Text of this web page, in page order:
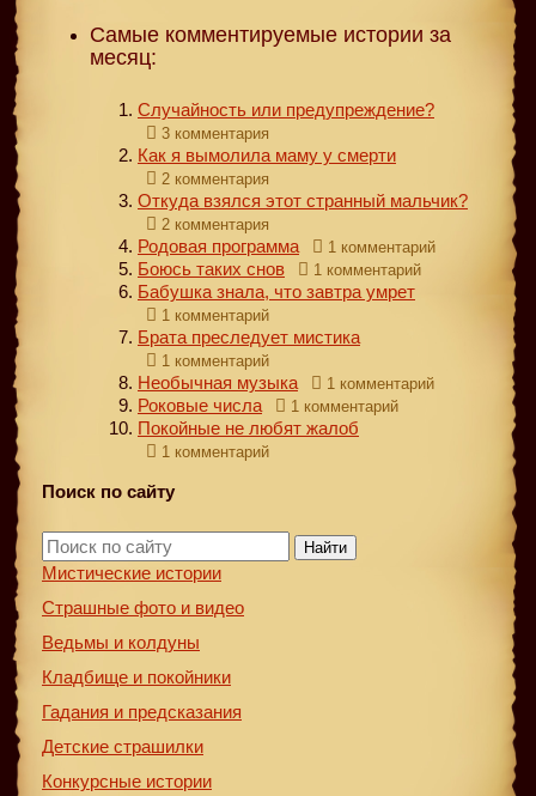
Самые комментируемые истории за
месяц:
Случайность или предупреждение?
3 комментария
Как я вымолила маму у смерти
2 комментария
Откуда взялся этот странный мальчик?
2 комментария
Родовая программа 1 комментарий
Боюсь таких снов 1 комментарий
Бабушка знала, что завтра умрет
1 комментарий
Брата преследует мистика
1 комментарий
Необычная музыка 1 комментарий
Роковые числа 1 комментарий
Покойные не любят жалоб
1 комментарий
Поиск по сайту
Найти
Мистические истории
Страшные фото и видео
Ведьмы и колдуны
Кладбище и покойники
Гадания и предсказания
Детские страшилки
Конкурсные истории